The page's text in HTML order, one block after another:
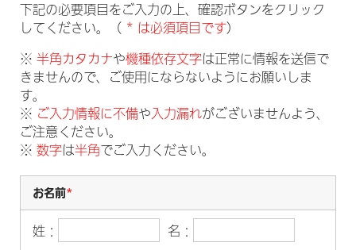
下記の必要項目をご入力の上、確認ボタンをクリック
してください。（ * は必須項目です）
※ 半角カタカナや機種依存文字は正常に情報を送信で
きませんので、ご使用にならないようにお願いしま
す。
※ ご入力情報に不備や入力漏れがございませんよう、
ご注意ください。
※ 数字は半角でご入力ください。
お名前*
姓： 名：